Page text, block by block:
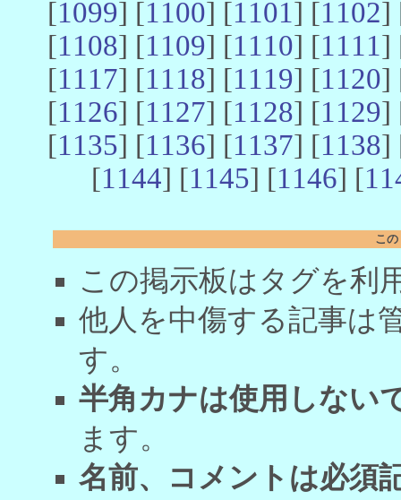
[1099] [1100] [1101] [1102]
[1108] [1109] [1110] [1111]
[1117] [1118] [1119] [1120]
[1126] [1127] [1128] [1129]
[1135] [1136] [1137] [1138]
[1144] [1145] [1146] [
こ
この掲示板はタグを利
他人を中傷する記事は
す。
半角カナは使用しない
ます。
名前、コメントは必須